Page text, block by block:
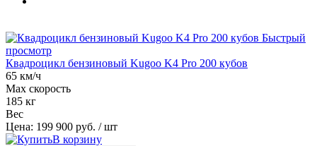
Быстрый
просмотр
Квадроцикл бензиновый Kugoo K4 Pro 200 кубов
65 км/ч
Max скорость
185 кг
Вес
Цена: 199 900 руб. / шт
В корзину